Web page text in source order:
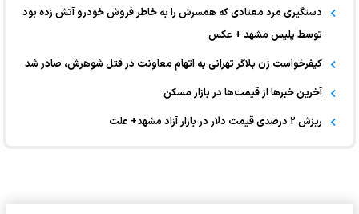
دستگیری مرد معتادی که همسرش را به خاطر فروش خودرو آتش زده بود
توسط پلیس مشهد + عکس
کیفرخواست زن بلاگر تهرانی به اتهام معاونت در قتل شوهرش، صادر شد
آخرین خبر‌ها از قیمت‌ها در بازار مسکن
ریزش ۲ درصدی قیمت دلار در بازار آزاد مشهد+ علت